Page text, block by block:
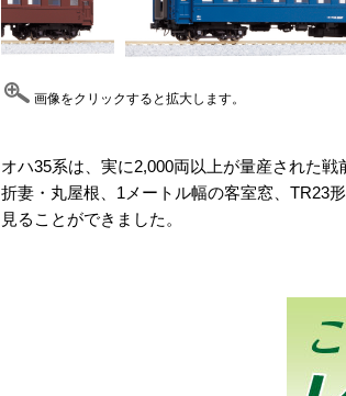
画像をクリックすると拡大します。
オハ35系は、実に2,000両以上が量産された
折妻・丸屋根、1メートル幅の客室窓、TR23
見ることができました。